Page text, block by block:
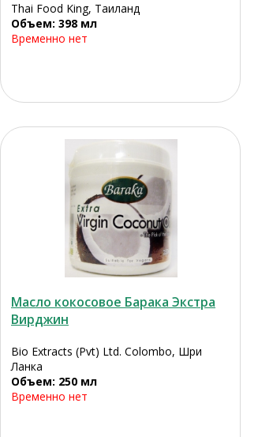
Thai Food King, Таиланд
Объем: 398 мл
Временно нет
Масло кокосовое Барака Экстра
Вирджин
Bio Extracts (Pvt) Ltd. Colombo, Шри
Ланка
Объем: 250 мл
Временно нет